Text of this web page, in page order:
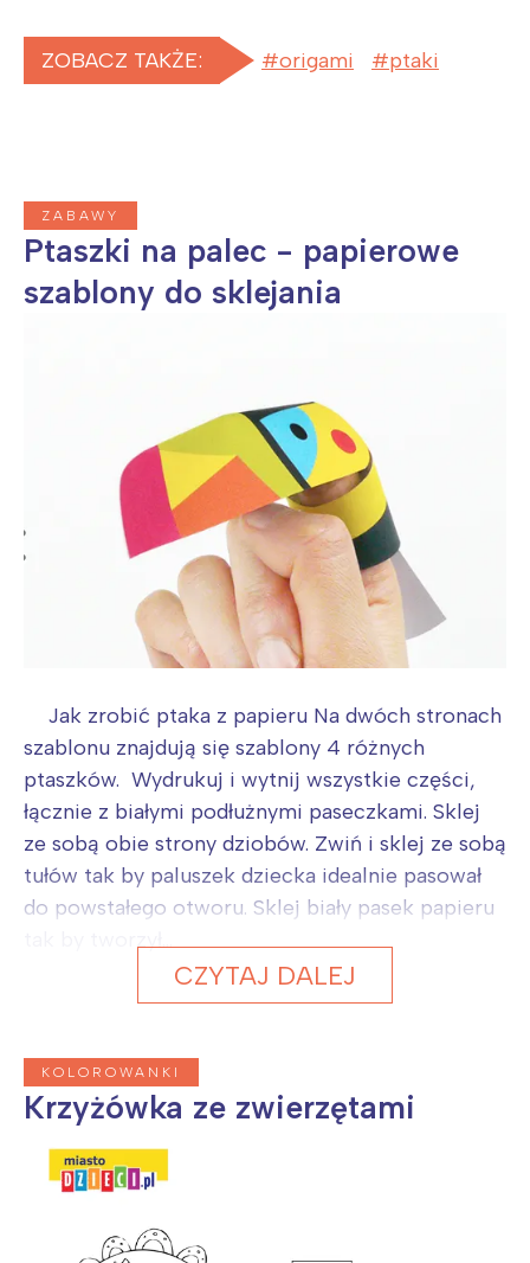
ZOBACZ TAKŻE: origami ptaki
ZABAWY
Ptaszki na palec - papierowe
szablony do sklejania
Jak zrobić ptaka z papieru Na dwóch stronach
szablonu znajdują się szablony 4 różnych
ptaszków. Wydrukuj i wytnij wszystkie części,
łącznie z białymi podłużnymi paseczkami. Sklej
ze sobą obie strony dziobów. Zwiń i sklej ze sobą
tułów tak by paluszek dziecka idealnie pasował
do powstałego otworu. Sklej biały pasek papieru
CZYTAJ DALEJ
KOLOROWANKI
Krzyżówka ze zwierzętami
Warszawa
Łódź
Trójmiasto
Poznań
Wrocław
Śląsk
Kraków
Południe
Północ
Wszystkie
Wybieram